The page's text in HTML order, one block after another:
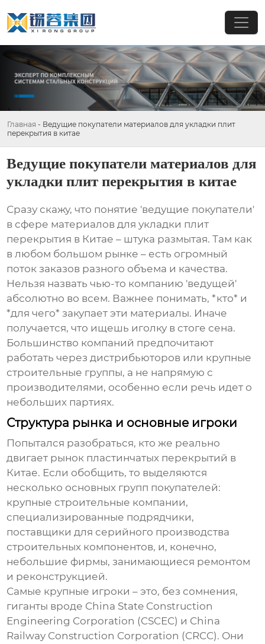
Главная - Ведущие покупатели материалов для укладки плит
перекрытия в китае
Ведущие покупатели материалов для
укладки плит перекрытия в китае
Сразу скажу, что понятие 'ведущие покупатели'
в сфере материалов для укладки плит
перекрытия в Китае – штука размытая. Там как
в любом большом рынке – есть огромный
поток заказов разного объема и качества.
Нельзя назвать чью-то компанию 'ведущей'
абсолютно во всем. Важнее понимать, *кто* и
*для чего* закупает эти материалы. Иначе
получается, что ищешь иголку в стоге сена.
Большинство компаний предпочитают
работать через дистрибьюторов или крупные
строительные группы, а не напрямую с
производителями, особенно если речь идет о
небольших партиях.
Структура рынка и основные игроки
Попытался разобраться, кто же реально
двигает рынок пластинчатых перекрытий в
Китае. Если обобщить, то выделяются
несколько основных групп покупателей:
крупные строительные компании,
специализированные подрядчики,
поставщики для серийного производства
строительных компонентов, и, конечно,
небольшие фирмы, занимающиеся ремонтом
и реконструкцией.
Самые крупные игроки – это, без сомнения,
гиганты вроде China State Construction
Engineering Corporation (CSCEC) и China
Railway Construction Corporation (CRCC). Они